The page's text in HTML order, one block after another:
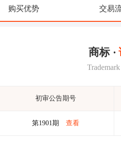
购买优势 交易
商标 ·
初审公告期号
第1901期 查看